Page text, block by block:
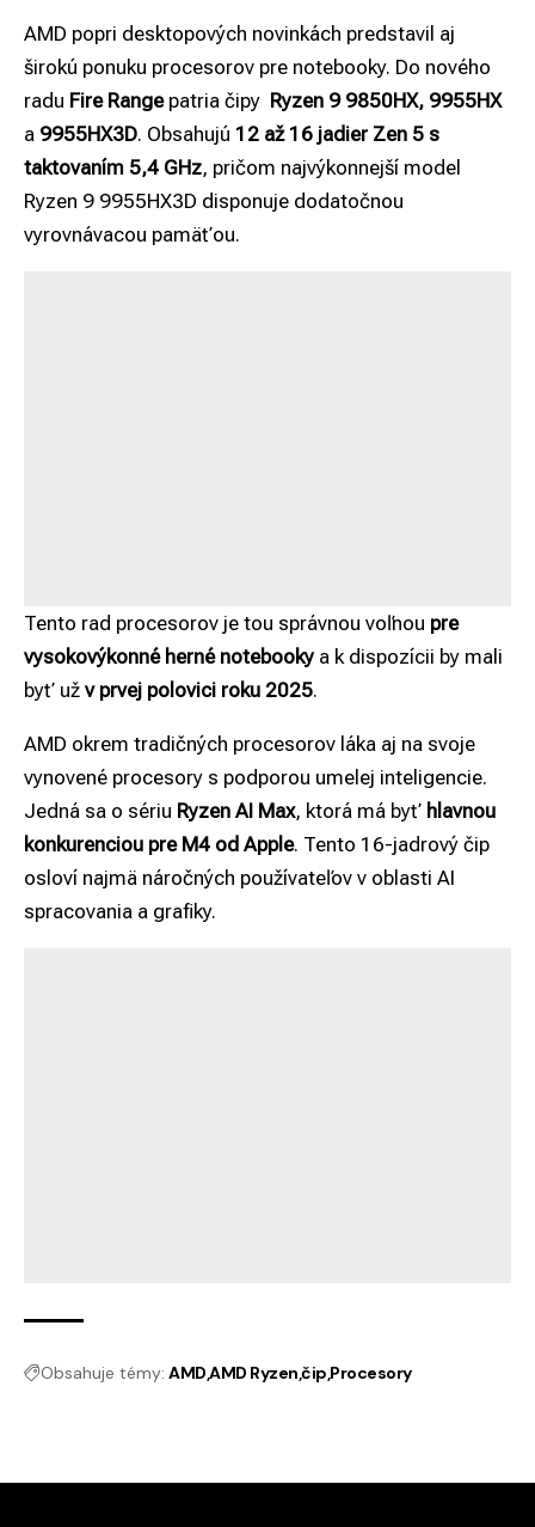
AMD popri desktopových novinkách predstavil aj
širokú ponuku procesorov pre notebooky. Do nového
radu Fire Rangepatria čipy Ryzen 9 9850HX, 9955HX
a 9955HX3D. Obsahujú 12 až 16 jadier Zen 5 s
taktovaním 5,4 GHz, pričom najvýkonnejší model
Ryzen 9 9955HX3D disponuje dodatočnou
vyrovnávacou pamäťou.
Tento rad procesorov je tou správnou voľnou pre
vysokovýkonné herné notebooky a k dispozícii by mali
byť už v prvej polovici roku 2025.
AMD okrem tradičných procesorov láka aj na svoje
vynovené procesory s podporou umelej inteligencie.
Jedná sa o sériu Ryzen AI Max, ktorá má byť hlavnou
konkurenciou pre M4 od Apple. Tento 16-jadrový čip
osloví najmä náročných používateľov v oblasti AI
spracovania a grafiky.
Obsahuje témy: AMDAMD Ryzenčip Procesory